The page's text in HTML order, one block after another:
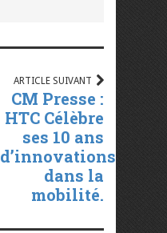
ARTICLE SUIVANT
CM Presse :
HTC Célèbre
ses 10 ans
d’innovations
dans la
mobilité.